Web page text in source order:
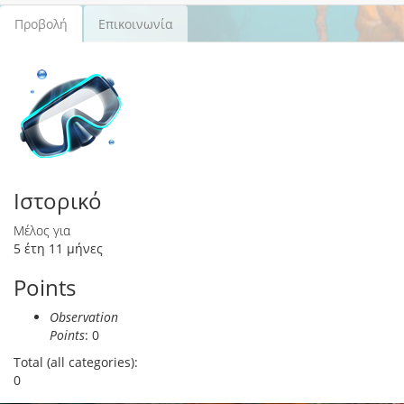
Πρωτεύουσες καρτέλες
Προβολή (ενεργή
καρτέλα)
Επικοινωνία
Ιστορικό
Μέλος για
5 έτη 11 μήνες
Points
Observation
Points: 0
Total (all categories):
0